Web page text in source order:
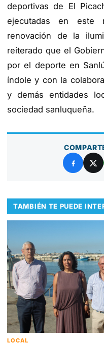
deportivas de El
ejecutadas en este
renovación de la
reiterado que el
por el deporte en
índole y con la
y demás entidades
sociedad sanluqueña.
TAMBIÉN TE PUEDE
LOCAL